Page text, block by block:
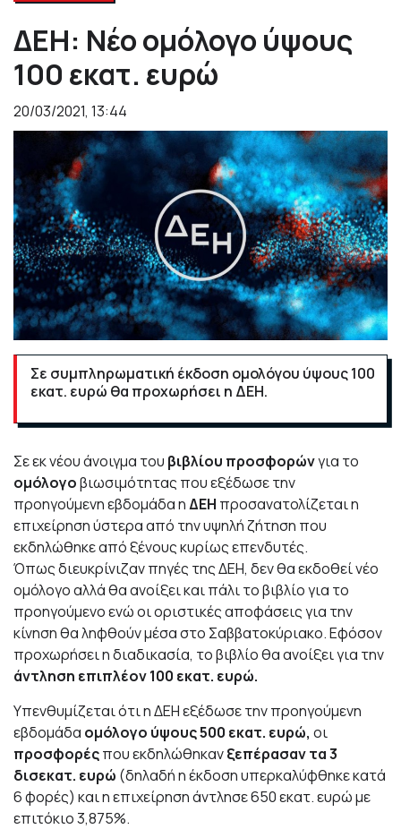
ΔΕΗ: Νέο ομόλογο ύψους
100 εκατ. ευρώ
20/03/2021, 13:44
Σε συμπληρωματική έκδοση ομολόγου ύψους 100
εκατ. ευρώ θα προχωρήσει η ΔΕΗ.
Σε εκ νέου άνοιγμα του βιβλίου προσφορώνγια το
ομόλογοβιωσιμότητας που εξέδωσε την
προηγούμενη εβδομάδα ηΔΕΗ προσανατολίζεται η
επιχείρηση ύστερα από την υψηλή ζήτηση που
εκδηλώθηκε από ξένους κυρίως επενδυτές.
Όπως διευκρίνιζαν πηγές της ΔΕΗ, δεν θα εκδοθεί νέο
ομόλογο αλλά θα ανοίξει και πάλι το βιβλίο για το
προηγούμενο ενώ οι οριστικές αποφάσεις για την
κίνηση θα ληφθούν μέσα στο Σαββατοκύριακο. Εφόσον
προχωρήσει η διαδικασία, το βιβλίο θα ανοίξει για την
άντληση επιπλέον 100 εκατ. ευρώ.
Υπενθυμίζεται ότι η ΔΕΗ εξέδωσε την προηγούμενη
εβδομάδα ομόλογο ύψους 500 εκατ. ευρώ, οι
προσφορέςπου εκδηλώθηκανξεπέρασαν τα 3
δισεκατ. ευρώ (δηλαδή η έκδοση υπερκαλύφθηκε κατά
6 φορές) και η επιχείρηση άντλησε 650 εκατ. ευρώ με
επιτόκιο 3,875%.